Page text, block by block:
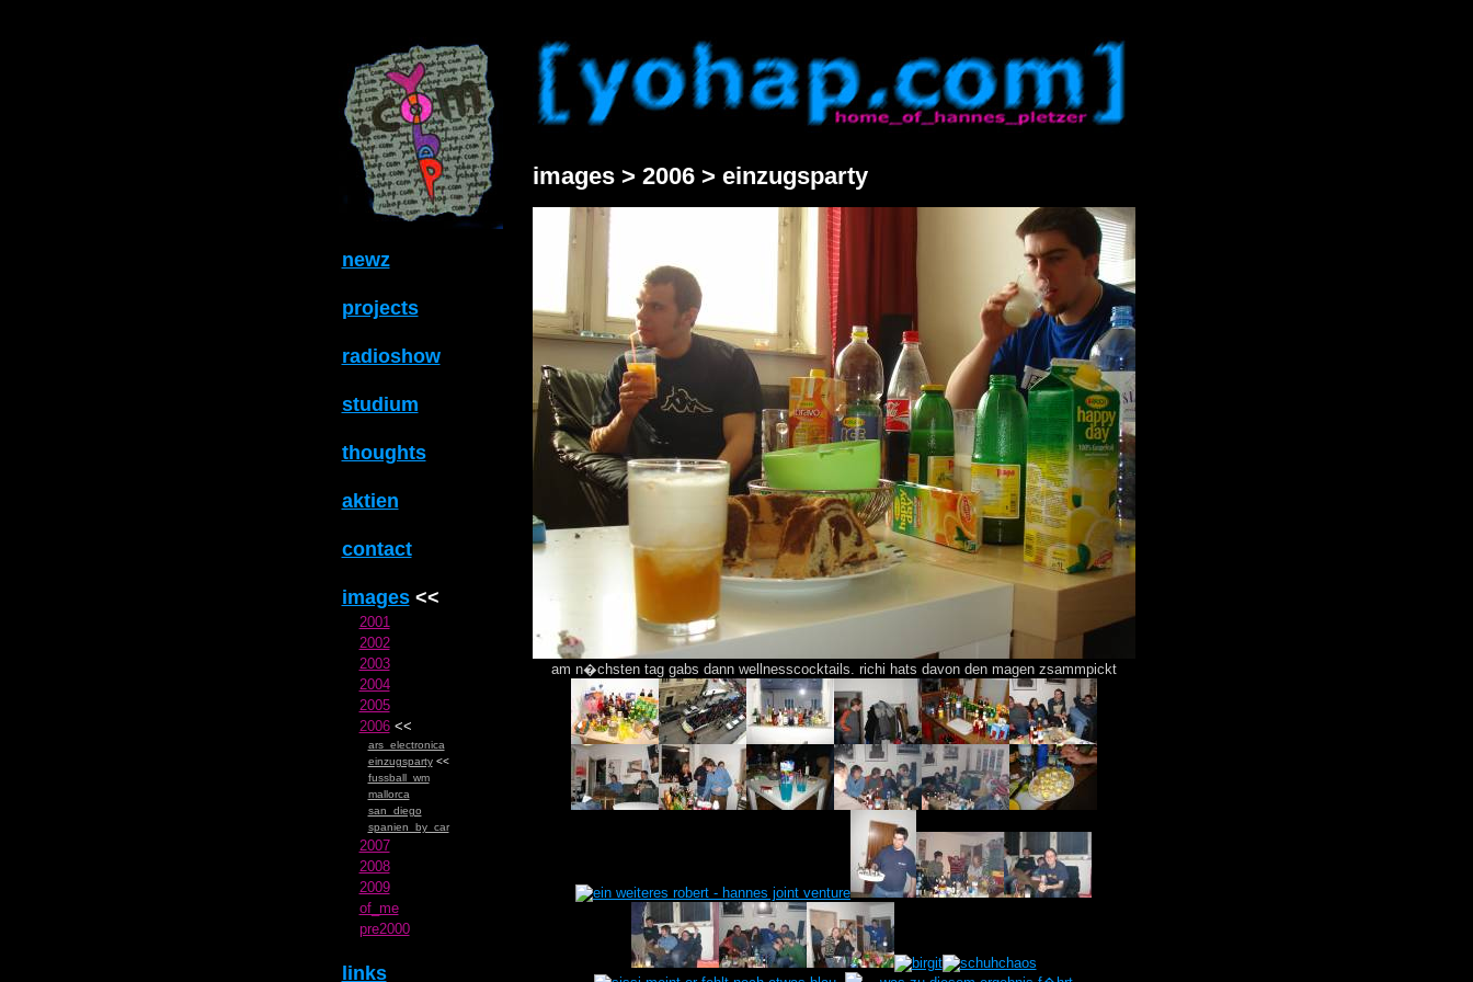
newz
projects
radioshow
studium
thoughts
aktien
contact
images<<
2001
2002
2003
2004
2005
2006<<
ars_electronica
einzugsparty<<
fussball_wm
mallorca
san_diego
spanien_by_car
2007
2008
2009
of_me
pre2000
links
images > 2006 > einzugsparty
am n�chsten tag gabs dann wellnesscocktails. richi hats davon den magen zsammpickt